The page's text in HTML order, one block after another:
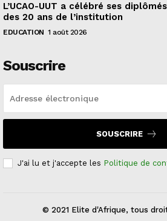
L’UCAO-UUT a célébré ses
des 20 ans de l’institution
EDUCATION 1 août 2026
Souscrire
SOUSCRIRE
J'ai lu et j'accepte les Politique de
© 2021 Elite d'Afrique, tous